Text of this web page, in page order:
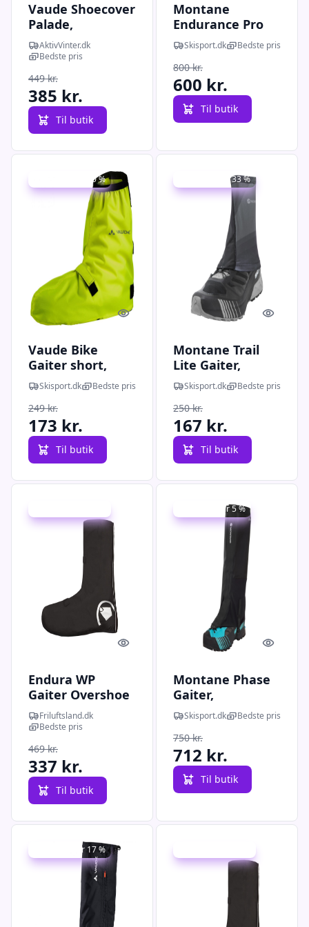
Vaude Shoecover
Palade,
skoovertræk,
sort
AktivVinter.dk
Bedste pris
449 kr.
385 kr.
Til butik
Montane
Endurance Pro
Gaiter,
skoovertræk,
sort
Skisport.dk Bedste pris
800 kr.
600 kr.
Til butik
Udsalg - spar 30 %
Quick look
Vaude Bike
Gaiter short,
skoovertræk, gul
Skisport.dk Bedste pris
249 kr.
173 kr.
Til butik
Udsalg - spar 33 %
Quick
Montane Trail
Lite Gaiter,
skoovertræk,
sort
Skisport.dk Bedste pris
250 kr.
167 kr.
Til butik
Quick look
Endura WP
Gaiter Overshoe
(Sort (BLACK) M)
Friluftsland.dk
Bedste pris
469 kr.
337 kr.
Til butik
Udsalg - spar 5 %
Quick
Montane Phase
Gaiter,
skoovertræk,
sort
Skisport.dk Bedste pris
750 kr.
712 kr.
Til butik
Udsalg - spar 17 %